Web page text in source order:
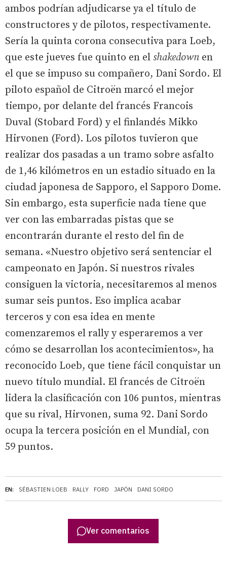
EN: SÉBASTIEN LOEB RALLY FORD JAPÓN DANI SORDO
ambos podrían adjudicarse ya el título de
constructores y de pilotos, respectivamente.
Sería la quinta corona consecutiva para Loeb,
que este jueves fue quinto en el shakedown en
el que se impuso su compañero, Dani Sordo. El
piloto español de Citroën marcó el mejor
tiempo, por delante del francés Francois
Duval (Stobard Ford) y el finlandés Mikko
Hirvonen (Ford). Los pilotos tuvieron que
realizar dos pasadas a un tramo sobre asfalto
de 1,46 kilómetros en un estadio situado en la
ciudad japonesa de Sapporo, el Sapporo Dome.
Sin embargo, esta superficie nada tiene que
ver con las embarradas pistas que se
encontrarán durante el resto del fin de
semana. «Nuestro objetivo será sentenciar el
campeonato en Japón. Si nuestros rivales
consiguen la victoria, necesitaremos al menos
sumar seis puntos. Eso implica acabar
terceros y con esa idea en mente
comenzaremos el rally y esperaremos a ver
cómo se desarrollan los acontecimientos», ha
reconocido Loeb, que tiene fácil conquistar un
nuevo título mundial. El francés de Citroën
lidera la clasificación con 106 puntos, mientras
que su rival, Hirvonen, suma 92. Dani Sordo
ocupa la tercera posición en el Mundial, con
59 puntos.
Ver comentarios